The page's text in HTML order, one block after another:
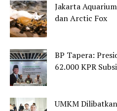
Jakarta
dan Arctic Fox
BP Tapera:
62.000 KPR
UMKM